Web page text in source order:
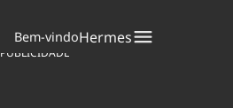
Indicadores
Bem-vindoHermes
PUBLICIDADE